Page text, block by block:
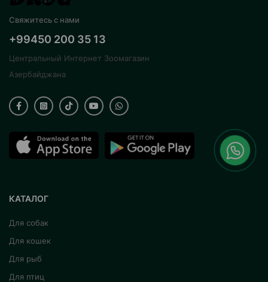
Свяжитесь с нами
+99450 200 35 13
Центральный Интернет Зоомагазин
Азербайджана
КАТАЛОГ
Для собак
Для кошек
Для рыб
Для птиц